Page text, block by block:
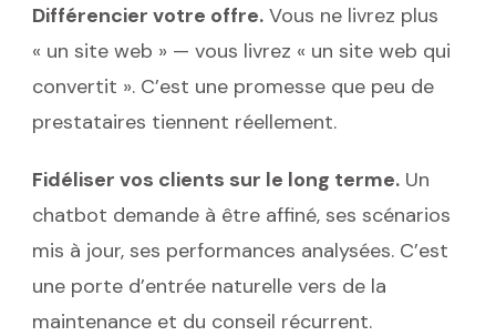
Différencier votre offre. Vous ne livrez plus
« un site web » — vous livrez « un site web qui
convertit ». C’est une promesse que peu de
prestataires tiennent réellement.
Fidéliser vos clients sur le long terme. Un
chatbot demande à être affiné, ses scénarios
mis à jour, ses performances analysées. C’est
une porte d’entrée naturelle vers de la
maintenance et du conseil récurrent.